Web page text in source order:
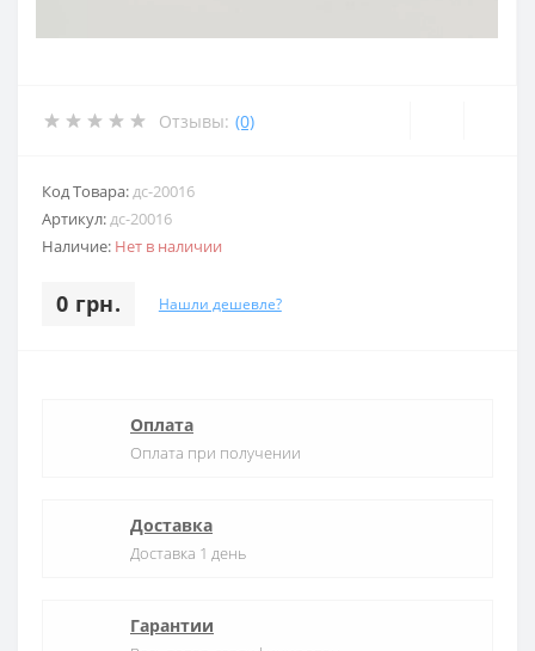
Отзывы: (0)
Код Товара:дс-20016
Артикул:дс-20016
Наличие: Нет в наличии
0 грн. Нашли дешевле?
Оплата
Оплата при получении
Доставка
Доставка 1 день
Гарантии